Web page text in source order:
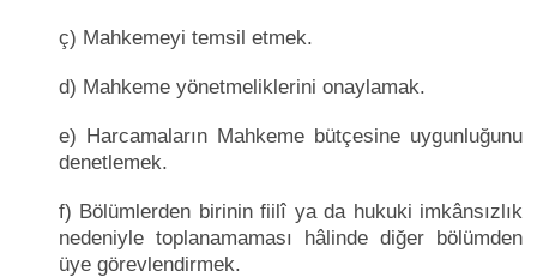
ç) Mahkemeyi temsil etmek.
d) Mahkeme yönetmeliklerini onaylamak.
e) Harcamaların Mahkeme bütçesine uygunluğunu
denetlemek.
f) Bölümlerden birinin fiilî ya da hukuki imkânsızlık
nedeniyle toplanamaması hâlinde diğer bölümden
üye görevlendirmek.